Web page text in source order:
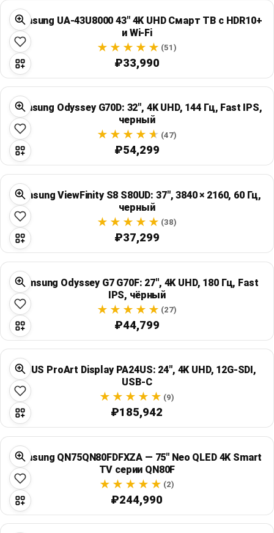
Compare
Plans & Pricing
Log in
Samsung UA-43U8000 43" 4K UHD Смарт ТВ с HDR10+
и Wi-Fi
(51)
₽33,990
Samsung Odyssey G70D: 32", 4K UHD, 144 Гц, Fast IPS,
черный
(47)
₽54,299
Samsung ViewFinity S8 S80UD: 37", 3840 × 2160, 60 Гц,
черный
(38)
₽37,299
Samsung Odyssey G7 G70F: 27", 4K UHD, 180 Гц, Fast
IPS, чёрный
(27)
₽44,799
ASUS ProArt Display PA24US: 24", 4K UHD, 12G-SDI,
USB-C
(9)
₽185,942
Samsung QN75QN80FDFXZA — 75" Neo QLED 4K Smart
TV серии QN80F
(2)
₽244,990